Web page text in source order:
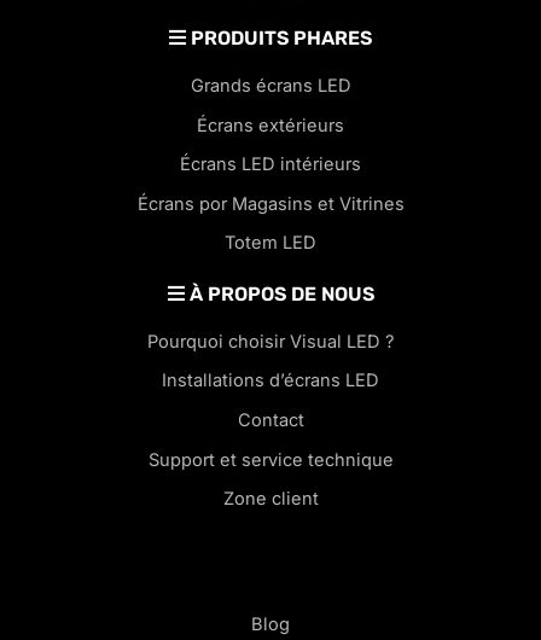
PRODUITS PHARES
Grands écrans LED
Écrans extérieurs
Écrans LED intérieurs
Écrans por Magasins et Vitrines
Totem LED
À PROPOS DE NOUS
Pourquoi choisir Visual LED ?
Installations d’écrans LED
Contact
Support et service technique
Zone client
Blog